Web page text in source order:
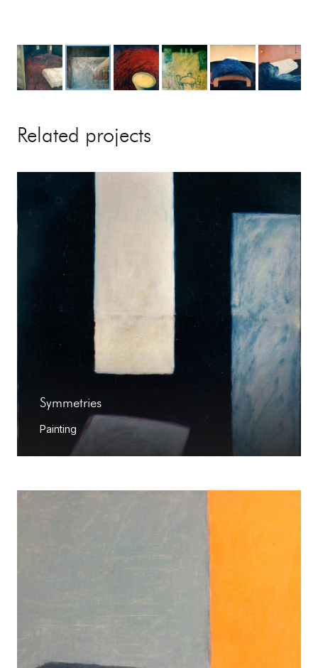
Related projects
Symmetries
Painting